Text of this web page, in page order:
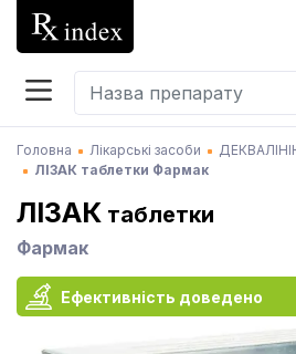
Головна Лікарські засоби
ЛІЗАК таблетки Фармак
ЛІЗАК таблетки
Фармак
Ефективність доведено